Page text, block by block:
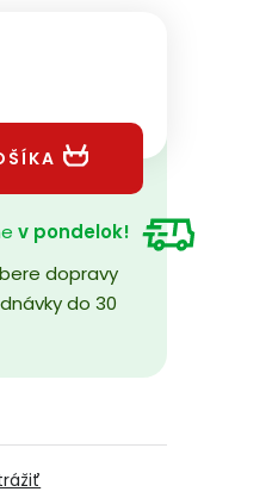
v pondelok!
dopravy
do 30